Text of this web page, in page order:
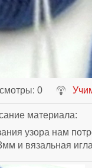
: 0
материала:
узора нам
и вязальная